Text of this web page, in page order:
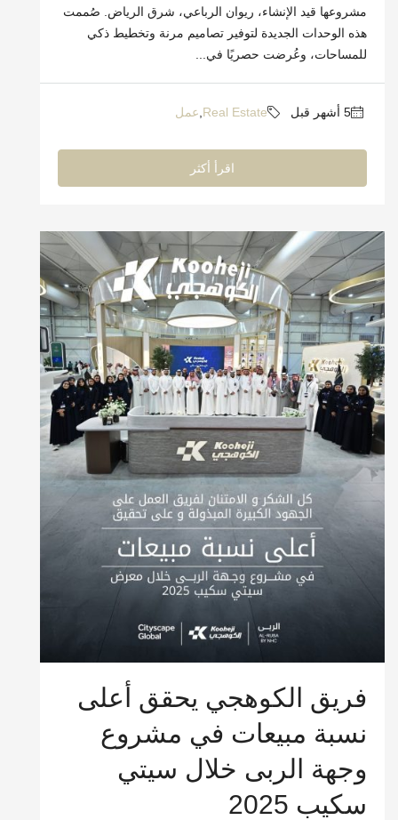
مشروعها قيد الإنشاء، ريوان الرباعي، شرق الرياض. صُممت
هذه الوحدات الجديدة لتوفير تصاميم مرنة وتخطيط ذكي
للمساحات، وعُرضت حصريًا في...
Real Estate عمل
اقرأ أكثر
فريق الكوهجي يحقق أعلى
نسبة مبيعات في مشروع
وجهة الربى خلال سيتي
سكيب 2025